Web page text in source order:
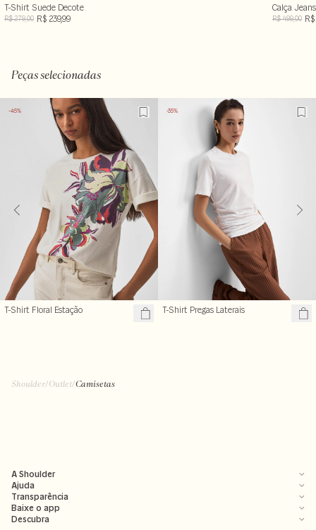
T-Shirt Suede Decote
R$ 279,00 R$ 239,99
Calça
R$ 499,00
Peças selecionadas
-45%
T-Shirt Floral Estação
-35%
T-Shirt Pregas Laterais
A Shoulder
Ajuda
Transparência
Baixe o app